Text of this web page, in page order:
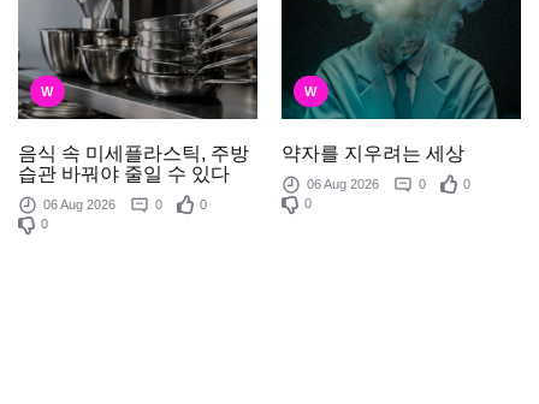
W
음식 속 미세플라스틱, 주방
습관 바꿔야 줄일 수 있다
06 Aug 2026 0
0
0
W
약자를 지우려는 세상
06 Aug 2026 0
0
0